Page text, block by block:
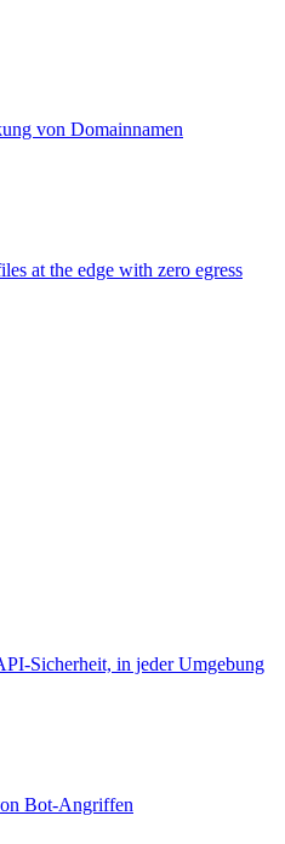
von Domainnamen
at the edge with zero egress
Sicherheit, in jeder Umgebung
Bot-Angriffen